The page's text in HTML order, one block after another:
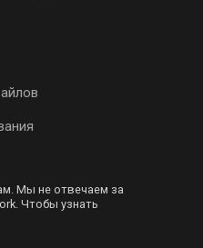
Мы не отвечаем за
Чтобы узнать